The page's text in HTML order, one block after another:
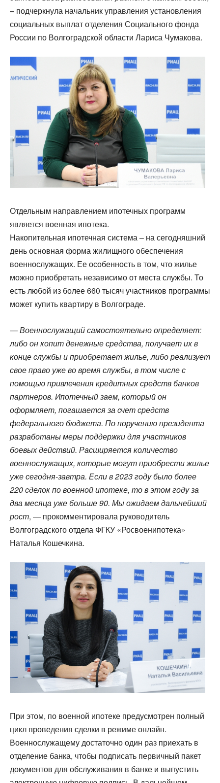
– подчеркнула начальник управления установления
социальных выплат отделения Социального фонда
России по Волгоградской области Лариса Чумакова.
Отдельным направлением ипотечных программ
является военная ипотека.
Накопительная ипотечная система – на сегодняшний
день основная форма жилищного обеспечения
военнослужащих. Ее особенность в том, что жилье
можно приобретать независимо от места службы. То
есть любой из более 660 тысяч участников программы
может купить квартиру в Волгограде.
—Военнослужащий самостоятельно определяет:
либо он копит денежные средства, получает их в
конце службы и приобретает жилье, либо реализует
свое право уже во время службы, в том числе с
помощью привлечения кредитных средств банков
партнеров. Ипотечный заем, который он
оформляет, погашается за счет средств
федерального бюджета. По поручению президента
разработаны меры поддержки для участников
боевых действий. Расширяется количество
военнослужащих, которые могут приобрести жилье
уже сегодня-завтра. Если в 2023 году было более
220 сделок по военной ипотеке, то в этом году за
два месяца уже больше 90. Мы ожидаем дальнейший
рост, — прокомментировала руководитель
Волгоградского отдела ФГКУ «Росвоенипотека»
Наталья Кошечкина.
При этом, по военной ипотеке предусмотрен полный
цикл проведения сделки в режиме онлайн.
Военнослужащему достаточно один раз приехать в
отделение банка, чтобы подписать первичный пакет
документов для обслуживания в банке и выпустить